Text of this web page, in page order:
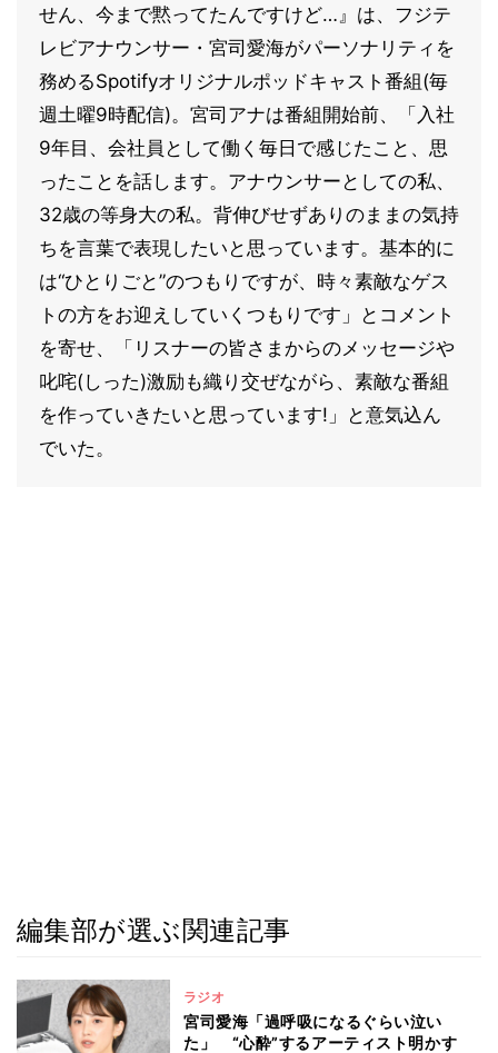
せん、今まで黙ってたんですけど…』は、フジテ
レビアナウンサー・宮司愛海がパーソナリティを
務めるSpotifyオリジナルポッドキャスト番組(毎
週土曜9時配信)。宮司アナは番組開始前、「入社
9年目、会社員として働く毎日で感じたこと、思
ったことを話します。アナウンサーとしての私、
32歳の等身大の私。背伸びせずありのままの気持
ちを言葉で表現したいと思っています。基本的に
は“ひとりごと”のつもりですが、時々素敵なゲス
トの方をお迎えしていくつもりです」とコメント
を寄せ、「リスナーの皆さまからのメッセージや
叱咤(しった)激励も織り交ぜながら、素敵な番組
を作っていきたいと思っています!」と意気込ん
でいた。
編集部が選ぶ関連記事
ラジオ
宮司愛海「過呼吸になるぐらい泣い
た」 “心酔”するアーティスト明かす